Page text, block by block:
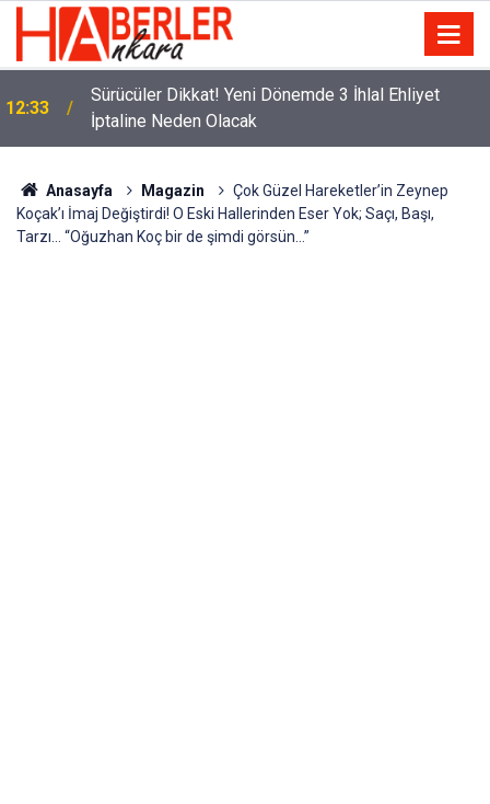
12:33
Sürücüler Dikkat! Yeni Dönemde 3 İhlal Ehliyet
İptaline Neden Olacak
Anasayfa Magazin
Çok Güzel Hareketler’in Zeynep
Koçak’ı İmaj Değiştirdi! O Eski Hallerinden Eser Yok; Saçı, Başı,
Tarzı… “Oğuzhan Koç bir de şimdi görsün…”